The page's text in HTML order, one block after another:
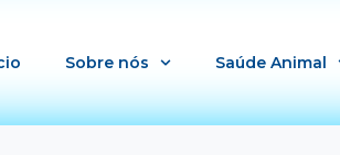
Sobre nós Saúde Animal